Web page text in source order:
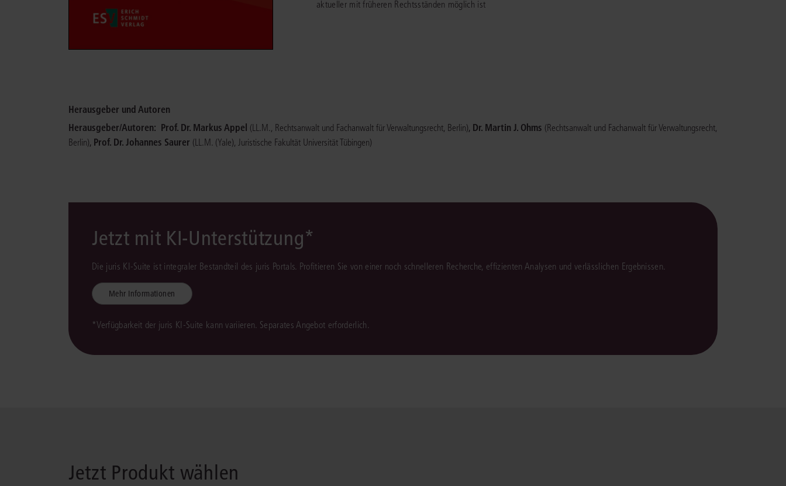
Immaterialgüterrecht
aktueller mit früheren Rechtsständen möglich ist
Herausgeber und Autoren
Herausgeber/Autoren: Prof. Dr. Markus Appel (LL.M., Rechtsanwalt und Fachanwalt für Verwaltungsrecht, Berlin), Dr. Martin J. Ohms (Rechtsanwalt und Fachanwalt für Verwaltungsrecht,
Berlin), Prof. Dr. Johannes Saurer (LL.M. (Yale), Juristische Fakultät Universität Tübingen)
Jetzt mit KI-Unterstützung*
Die juris KI-Suite ist integraler Bestandteil des juris Portals. Profitieren Sie von einer noch schnelleren Recherche, effizienten Analysen und verlässlichen Ergebnissen.
Mehr Informationen
*Verfügbarkeit der juris KI-Suite kann variieren. Separates Angebot erforderlich.
Jetzt Produkt wählen